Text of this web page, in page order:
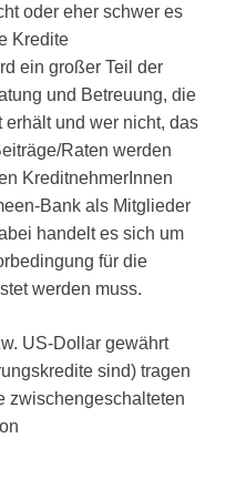
oder eher schwer es
Kredite
ein großer Teil der
und Betreuung, die
und wer nicht, das
Raten werden
KreditnehmerInnen
Bank als Mitglieder
handelt es sich um
für die
werden muss.
US-Dollar gewährt
sind) tragen
zwischengeschalteten